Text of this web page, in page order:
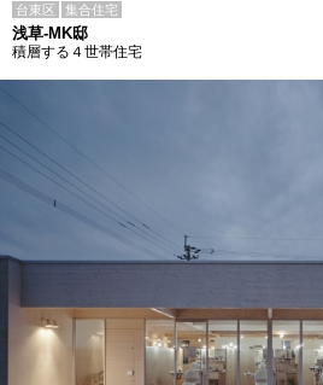
台東区 集合住宅
浅草-MK邸
積層する４世帯住宅